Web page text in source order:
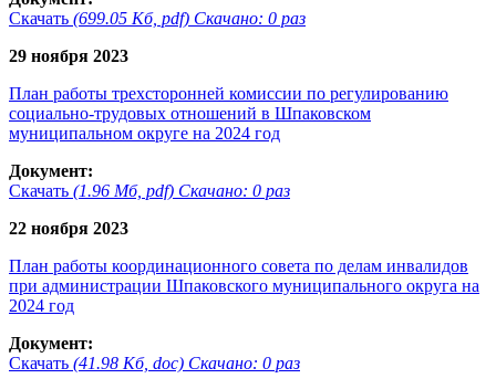
Скачать (699.05 Кб, pdf) Скачано: 0 раз
29 ноября 2023
План работы трехсторонней комиссии по регулированию
социально-трудовых отношений в Шпаковском
муниципальном округе на 2024 год
Документ:
Скачать (1.96 Мб, pdf) Скачано: 0 раз
22 ноября 2023
План работы координационного совета по делам инвалидов
при администрации Шпаковского муниципального округа на
2024 год
Документ:
Скачать (41.98 Кб, doc) Скачано: 0 раз